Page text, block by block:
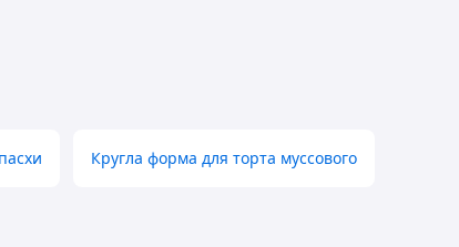
Кругла форма для торта муссового